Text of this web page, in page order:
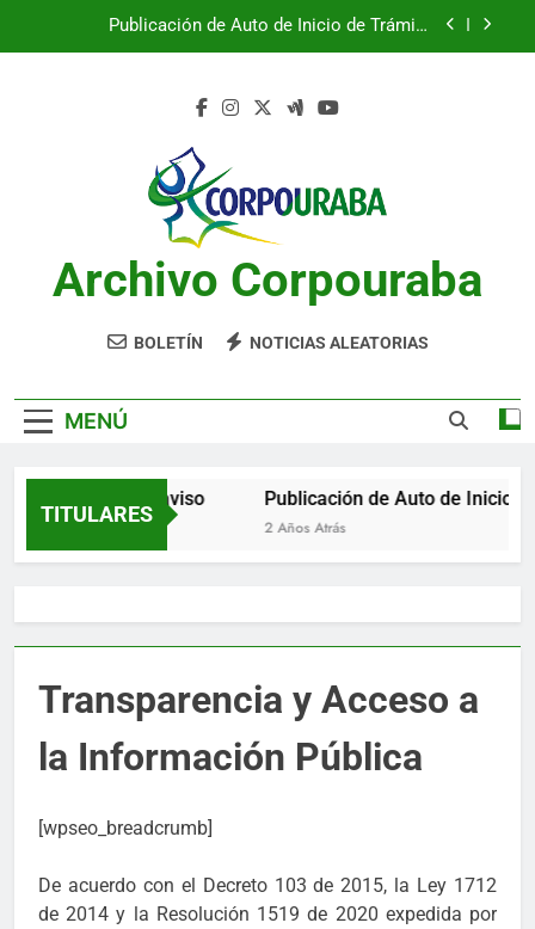
Ambiental
Publicación de Auto de Inicio de Trámite
CITACIONES
Publicación de Auto de Inicio de Trámite
Publicación de Auto de Inicio de Trámite
Ambiental
Archivo Corpouraba
BOLETÍN NOTICIAS ALEATORIAS
MENÚ
TITULARES
Notificación por aviso
2 Años Atrás
Publicación de Auto de Inicio de
2 Años Atrás
Transparencia y Acceso a
la Información Pública
[wpseo_breadcrumb]
De acuerdo con el Decreto 103 de 2015, la Ley 1712
de 2014 y la Resolución 1519 de 2020 expedida por